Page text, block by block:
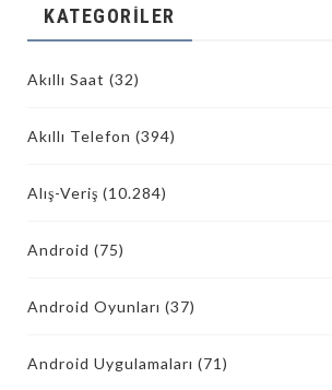
KATEGORILER
Akıllı Saat (32)
Akıllı Telefon (394)
Alış-Veriş (10.284)
Android (75)
Android Oyunları (37)
Android Uygulamaları (71)